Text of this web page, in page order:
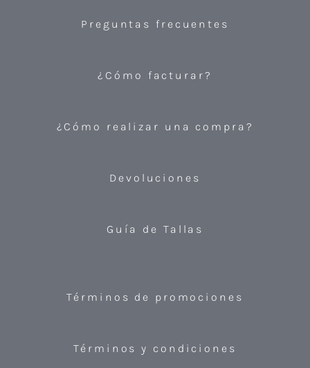
Preguntas frecuentes
¿Cómo facturar?
¿Cómo realizar una compra?
Devoluciones
Guía de Tallas
Términos de promociones
Términos y condiciones